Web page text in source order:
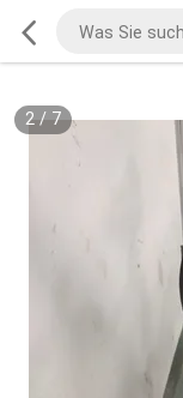
2/7